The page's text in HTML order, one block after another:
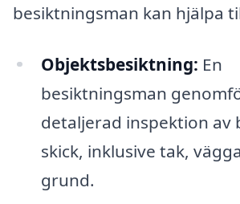
besiktningsman kan hjälpa
Objektsbesiktning: En
besiktningsman
detaljerad inspektion av
skick, inklusive tak,
grund.